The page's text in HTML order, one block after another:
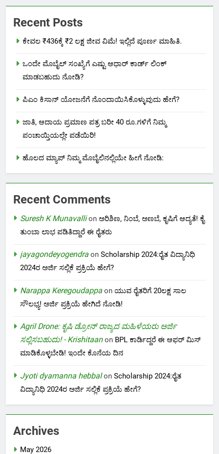
Recent Posts
ಕೇವಲ ₹436ಕ್ಕೆ ₹2 ಲಕ್ಷ ಜೀವ ವಿಮೆ! ಇಲ್ಲಿದೆ ಪೂರ್ಣ ಮಾಹಿತಿ.
ಒಂದೇ ಮೊಬೈಲ್ ಸಂಖ್ಯೆಗೆ ಎಷ್ಟು ಆಧಾರ್ ಕಾರ್ಡ್ ಲಿಂಕ್
ಮಾಡಬಹುದು ನೋಡಿ?
ಪಿಎಂ ಕಿಸಾನ್ ಯೋಜನೆಗೆ ನೊಂದಾಯಿಸಿಕೊಳ್ಳುವುದು ಹೇಗೆ?
ಜಾತಿ, ಆದಾಯ ಪ್ರಮಾಣ ಪತ್ರ ಬರೀ 40 ರೂ.ಗಳಿಗೆ ನಿಮ್ಮ
ಪಂಚಾಯ್ತಿಯಲ್ಲೇ ಪಡೆಯಿರಿ!
ಹೊಲದ ಮ್ಯಾಪ್ ನಿಮ್ಮ ಮೊಬೈಲಿನಲ್ಲಿಯೇ ಹೀಗೆ ನೋಡಿ:
Recent Comments
Suresh K Munavallion ಅರಿಶಿಣ, ನಿಂಬೆ, ಅಣಬೆ, ಕೃಷಿಗೆ ಆದ್ಯತೆ! ಕೈ
ತುಂಬಾ ಲಾಭ ಪಡಿತಿದ್ದಾರೆ ಈ ರೈತರು
jayagondeyogendra on Scholarship 2024:ರೈತ ವಿದ್ಯಾನಿಧಿ
2024ರ ಅರ್ಜಿ ಸಲ್ಲಿಕೆ ಪ್ರಕ್ರಿಯೆ ಹೇಗೆ?
Narappa Keregoudappa on ಯುವ ರೈತರಿಗೆ 20ಲಕ್ಷ ಸಾಲ
ಸೌಲಭ್ಯ! ಅರ್ಜಿ ಪ್ರಕ್ರಿಯೆ ಹೇಗಿದೆ ನೋಡಿ!
Agril Drone: ಕೃಷಿ ಡ್ರೋನ್ ರಾಜ್ಯದ ಮಹಿಳೆಯರು ಅರ್ಜಿ
ಸಲ್ಲಿಸಬಹುದು! - Krishitaanon BPL ಕಾರ್ಡಿದ್ದರೆ ಈ ಆಫರ್ ಮಿಸ್
ಮಾಡಿಕೊಳ್ಳಬೇಡಿ! ಇಂದೇ ಕೊನೆಯ ದಿನ
Jyoti dyamanna hebbalon Scholarship 2024:ರೈತ
ವಿದ್ಯಾನಿಧಿ 2024ರ ಅರ್ಜಿ ಸಲ್ಲಿಕೆ ಪ್ರಕ್ರಿಯೆ ಹೇಗೆ?
Archives
May 2026